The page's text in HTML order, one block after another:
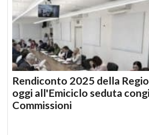
Rendiconto 2025 della
oggi all'Emiciclo seduta
Commissioni